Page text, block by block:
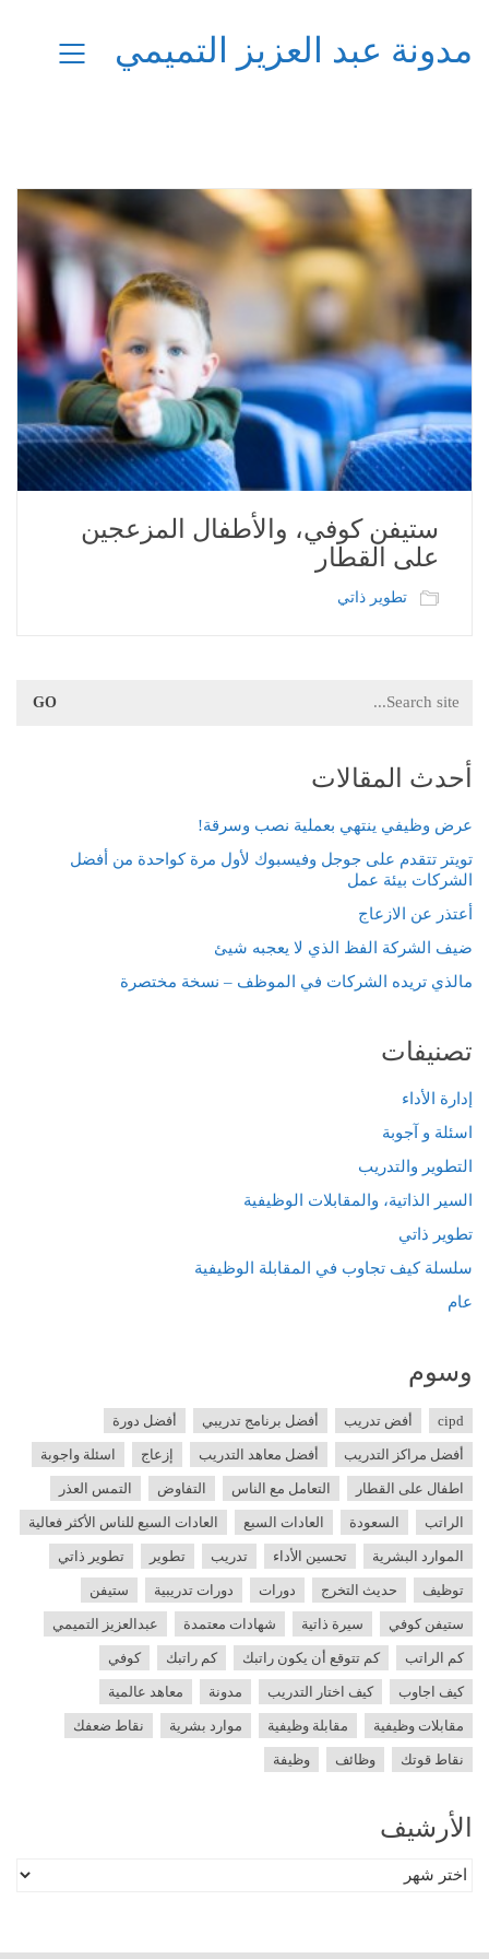
مدونة عبد العزيز التميمي
ستيفن كوفي، والأطفال المزعجين
على القطار
تطوير ذاتي
for:
أحدث المقالات
عرض وظيفي ينتهي بعملية نصب وسرقة!
تويتر تتقدم على جوجل وفيسبوك لأول مرة كواحدة من أفضل
الشركات بيئة عمل
أعتذر عن الازعاج
ضيف الشركة الفظ الذي لا يعجبه شيئ
مالذي تريده الشركات في الموظف – نسخة مختصرة
تصنيفات
إدارة الأداء
اسئلة و آجوبة
التطوير والتدريب
السير الذاتية، والمقابلات الوظيفية
تطوير ذاتي
سلسلة كيف تجاوب في المقابلة الوظيفية
عام
وسوم
cipd أفض تدريب أفضل برنامج تدريبي أفضل دورة
أفضل مراكز التدريب أفضل معاهد التدريب إزعاج اسئلة واجوبة
اطفال على القطار التعامل مع الناس التفاوض التمس العذر
الراتب السعودة العادات السبع العادات السبع للناس الأكثر فعالية
الموارد البشرية تحسين الأداء تدريب تطوير تطوير ذاتي
توظيف حديث التخرج دورات دورات تدريبية ستيفن
ستيفن كوفي سيرة ذاتية شهادات معتمدة عبدالعزيز التميمي
كم الراتب كم تتوقع أن يكون راتبك كم راتبك كوفي
كيف اجاوب كيف اختار التدريب مدونة معاهد عالمية
مقابلات وظيفية مقابلة وظيفية موارد بشرية نقاط ضعفك
نقاط قوتك وظائف وظيفة
الأرشيف
الأرشيف